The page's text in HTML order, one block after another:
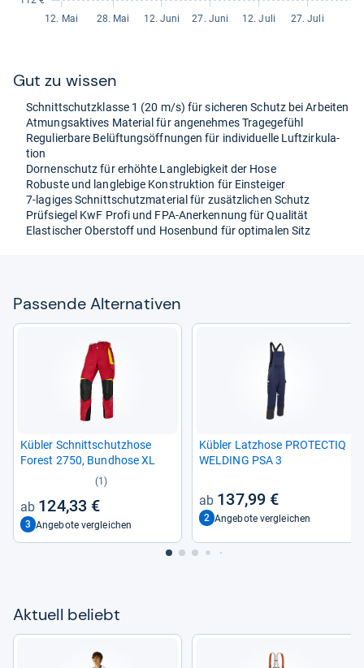
Gut zu wis­sen
Schnitt­schutz­klasse 1 (20 m/s) für siche­ren Schutz bei Arbei­ten
Atmungs­ak­ti­ves Mate­rial für ange­neh­mes Tra­ge­ge­fühl
Regu­lier­bare Belüf­tungs­öff­nun­gen für indi­vi­du­elle Luft­zir­ku­la­
tion
Dor­nen­schutz für erhöhte Lang­le­big­keit der Hose
Robuste und lang­le­bige Kon­struk­tion für Ein­stei­ger
7-​lagi­ges Schnitt­schutz­ma­te­rial für zusätz­li­chen Schutz
Prüf­sie­gel KwF Profi und FPA-​Aner­ken­nung für Qua­li­tät
Elas­ti­scher Ober­stoff und Hosen­bund für opti­ma­len Sitz
Pas­sende Alter­na­ti­ven
Küb­ler Schnitt­schutz­hose
Forest 2750, Bund­hose XL
(1)
124,33 €
3 Angebote vergleichen
Küb­ler Latz­hose PRO­TEC­TIQ
WEL­DING PSA 3
137,99 €
2 Angebote vergleichen
Aktu­ell beliebt